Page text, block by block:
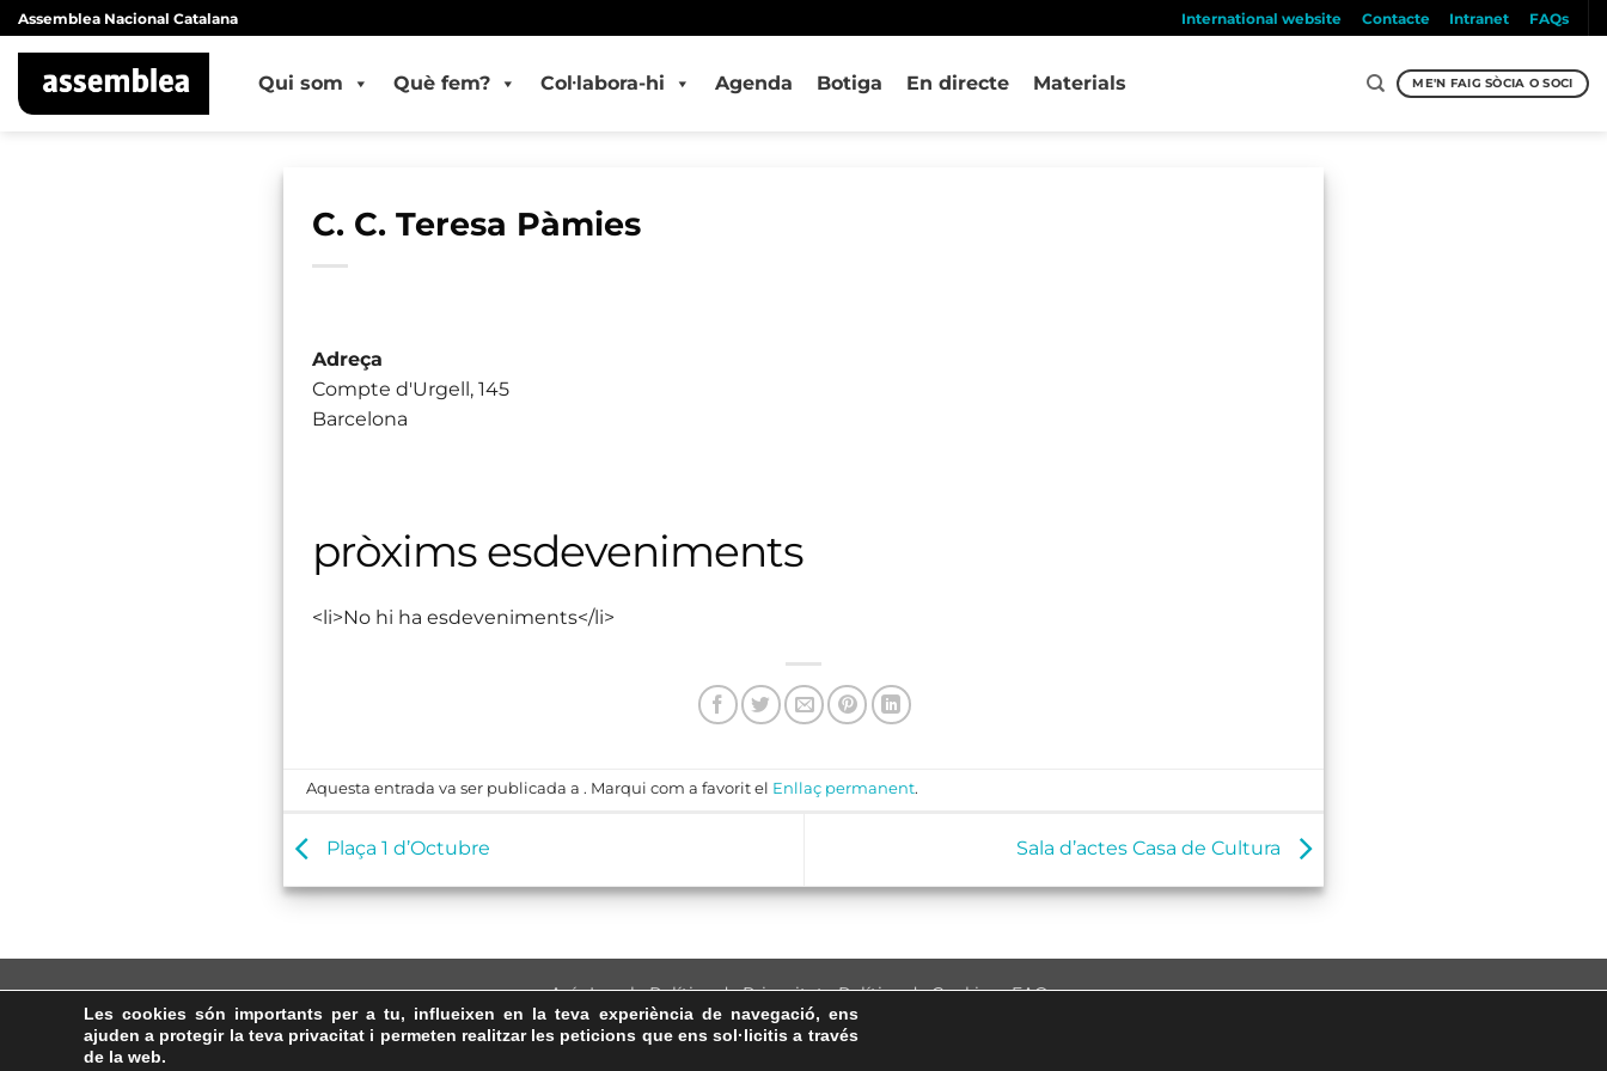
Skip
to
content
Assemblea Nacional Catalana International website Contacte Intranet FAQs
Qui som Què fem? Col·labora-hi Agenda Botiga En directe Materials ME'N FAIG SÒCIA O SOCI
C. C. Teresa Pàmies
Adreça
Compte d'Urgell, 145
Barcelona
pròxims esdeveniments
<li>No hi ha esdeveniments</li>
Aquesta entrada va ser publicada a . Marqui com a favorit el Enllaç permanent.
Plaça 1 d’Octubre Sala d’actes Casa de Cultura
Avís Legal·Política de Privacitat·Política de Cookies·FAQs
ASSEMBLEA NACIONAL CATALANA
Les cookies són importants per a tu, influeixen en la teva experiència de navegació, ens
ajuden a protegir la teva privacitat i permeten realitzar les peticions que ens sol·licitis a través
de la web.